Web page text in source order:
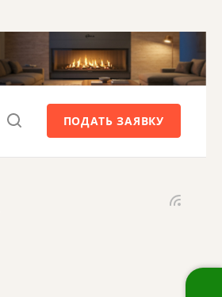
ПОДАТЬ ЗАЯВКУ